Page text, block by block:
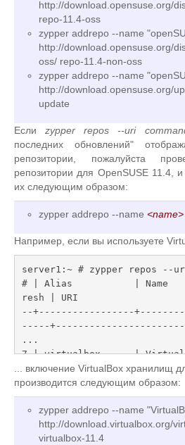
http://download.opensuse.org/
repo-11.4-oss
zypper addrepo --name
http://download.opensuse.org/
oss/ repo-11.4-non-oss
zypper addrepo --name
http://download.opensuse.org/
update
Еслиzypper repos --uri
последних обновлений"
репозитории, пожалуйста
репозитории для OpenSUSE 11.4,
их следующим образом:
zypper addrepo --name
Например, если вы используете
server1:~ # zypper repos --
# | Alias           | Name
resh | URI
--+-----------------
-----
...
7 | virtualbox      |
| http://
server1:~ #
... включение VirtualBox хранилищ
производится следующим образом:
zypper addrepo --name
http://download.virtualbox.org/
virtualbox-11.4